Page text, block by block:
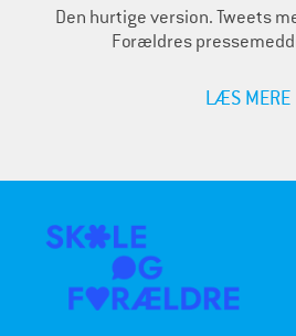
Den hurtige version. Tweets
Forældres
LÆS MERE